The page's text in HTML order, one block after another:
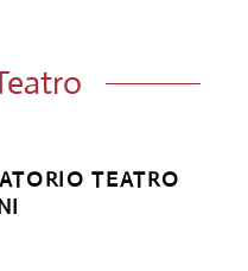
TEATRO